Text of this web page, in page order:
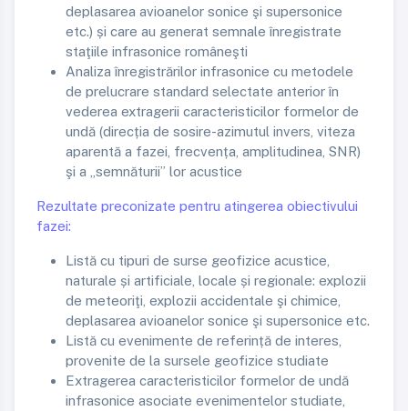
deplasarea avioanelor sonice şi supersonice
etc.) și care au generat semnale înregistrate
staţiile infrasonice româneşti
Analiza înregistrărilor infrasonice cu metodele
de prelucrare standard selectate anterior în
vederea extragerii caracteristicilor formelor de
undă (direcția de sosire-azimutul invers, viteza
aparentă a fazei, frecvența, amplitudinea, SNR)
şi a „semnăturii” lor acustice
Rezultate preconizate pentru atingerea obiectivului
fazei:
Listă cu tipuri de surse geofizice acustice,
naturale și artificiale, locale și regionale: explozii
de meteoriţi, explozii accidentale şi chimice,
deplasarea avioanelor sonice şi supersonice etc.
Listă cu evenimente de referință de interes,
provenite de la sursele geofizice studiate
Extragerea caracteristicilor formelor de undă
infrasonice asociate evenimentelor studiate,